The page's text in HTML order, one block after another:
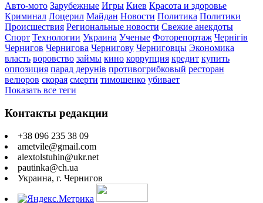
Авто-мото Зарубежные Игры Киев Красота и здоровье
Криминал Лоцерил Майдан Новости Политика Политики
Происшествия Региональные новости Свежие анекдоты
Спорт Технологии Украина Ученые Фоторепортаж Чернігів
Чернигов Чернигова Чернигову Черниговцы Экономика
власть воровство займы кино коррупция кредит купить
оппозиция парад дерунів противогрибковый ресторан
велюров скорая смерти тимошенко убивает
Показать все теги
Контакты редакции
+38 096 235 38 09
ametvile@gmail.com
alextolstuhin@ukr.net
pautinka@ch.ua
Украина, г. Чернигов